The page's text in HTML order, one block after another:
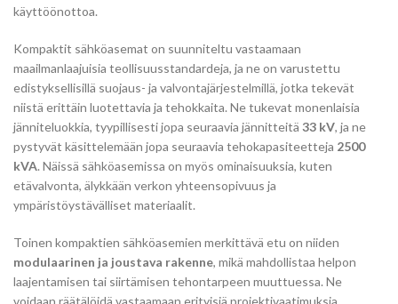
käyttöönottoa.
Kompaktit sähköasemat on suunniteltu vastaamaan
maailmanlaajuisia teollisuusstandardeja, ja ne on varustettu
edistyksellisillä suojaus- ja valvontajärjestelmillä, jotka tekevät
niistä erittäin luotettavia ja tehokkaita. Ne tukevat monenlaisia
jänniteluokkia, tyypillisesti jopa seuraavia jännitteitä 33 kV, ja ne
pystyvät käsittelemään jopa seuraavia tehokapasiteetteja 2500
kVA. Näissä sähköasemissa on myös ominaisuuksia, kuten
etävalvonta, älykkään verkon yhteensopivuus ja
ympäristöystävälliset materiaalit.
Toinen kompaktien sähköasemien merkittävä etu on niiden
modulaarinen ja joustava rakenne, mikä mahdollistaa helpon
laajentamisen tai siirtämisen tehontarpeen muuttuessa. Ne
voidaan räätälöidä vastaamaan erityisiä projektivaatimuksia,